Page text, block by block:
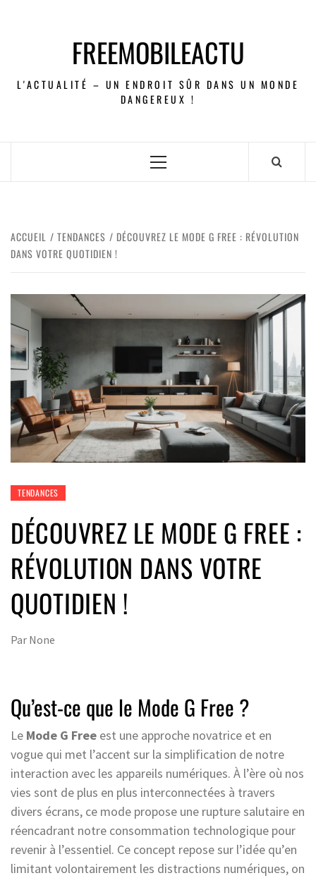
FREEMOBILEACTU
L'ACTUALITÉ – UN ENDROIT SÛR DANS UN MONDE
DANGEREUX !
ACCUEIL TENDANCES
DÉCOUVREZ LE MODE G FREE : RÉVOLUTION
DANS VOTRE QUOTIDIEN !
TENDANCES
DÉCOUVREZ LE MODE G FREE :
RÉVOLUTION DANS VOTRE
QUOTIDIEN !
Par None
Qu’est-ce que le Mode G Free ?
Le Mode G Free est une approche novatrice et en
vogue qui met l’accent sur la simplification de notre
interaction avec les appareils numériques. À l’ère où nos
vies sont de plus en plus interconnectées à travers
divers écrans, ce mode propose une rupture salutaire en
réencadrant notre consommation technologique pour
revenir à l’essentiel. Ce concept repose sur l’idée qu’en
limitant volontairement les distractions numériques, on